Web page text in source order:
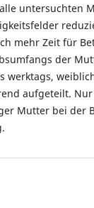
untersuchten
mehr Zeit für
der
werktags,
aufgeteilt.
Mutter bei der